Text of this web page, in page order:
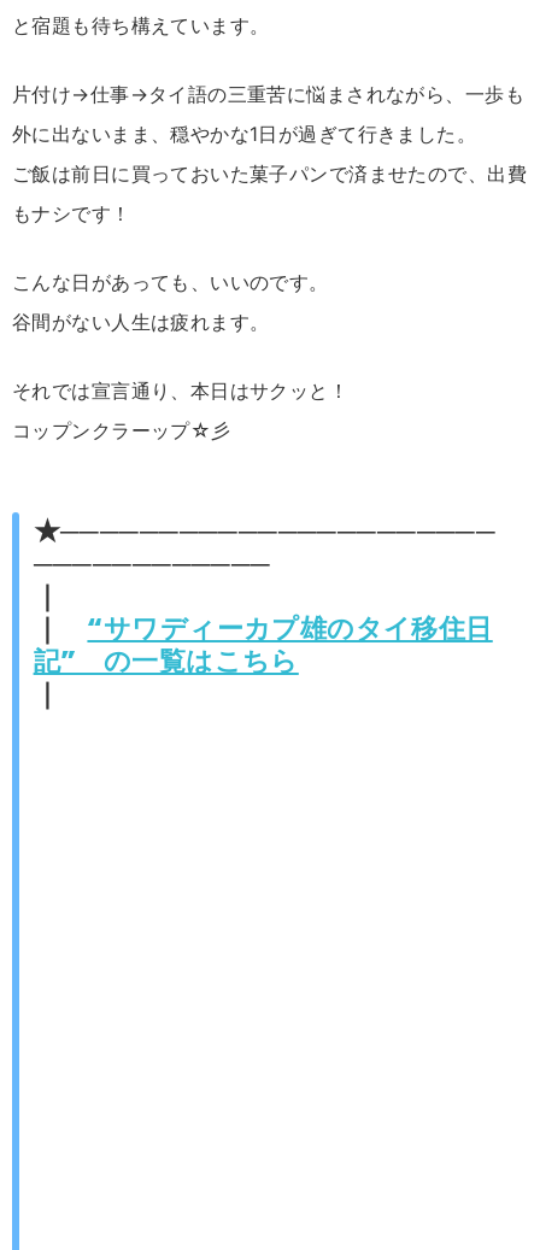
と宿題も待ち構えています。
片付け→仕事→タイ語の三重苦に悩まされながら、一歩も
外に出ないまま、穏やかな1日が過ぎて行きました。
ご飯は前日に買っておいた菓子パンで済ませたので、出費
もナシです！
こんな日があっても、いいのです。
谷間がない人生は疲れます。
それでは宣言通り、本日はサクッと！
コップンクラーップ☆彡
★──────────────────────
────────────
｜
｜ “サワディーカプ雄のタイ移住日
記” の一覧はこちら
｜